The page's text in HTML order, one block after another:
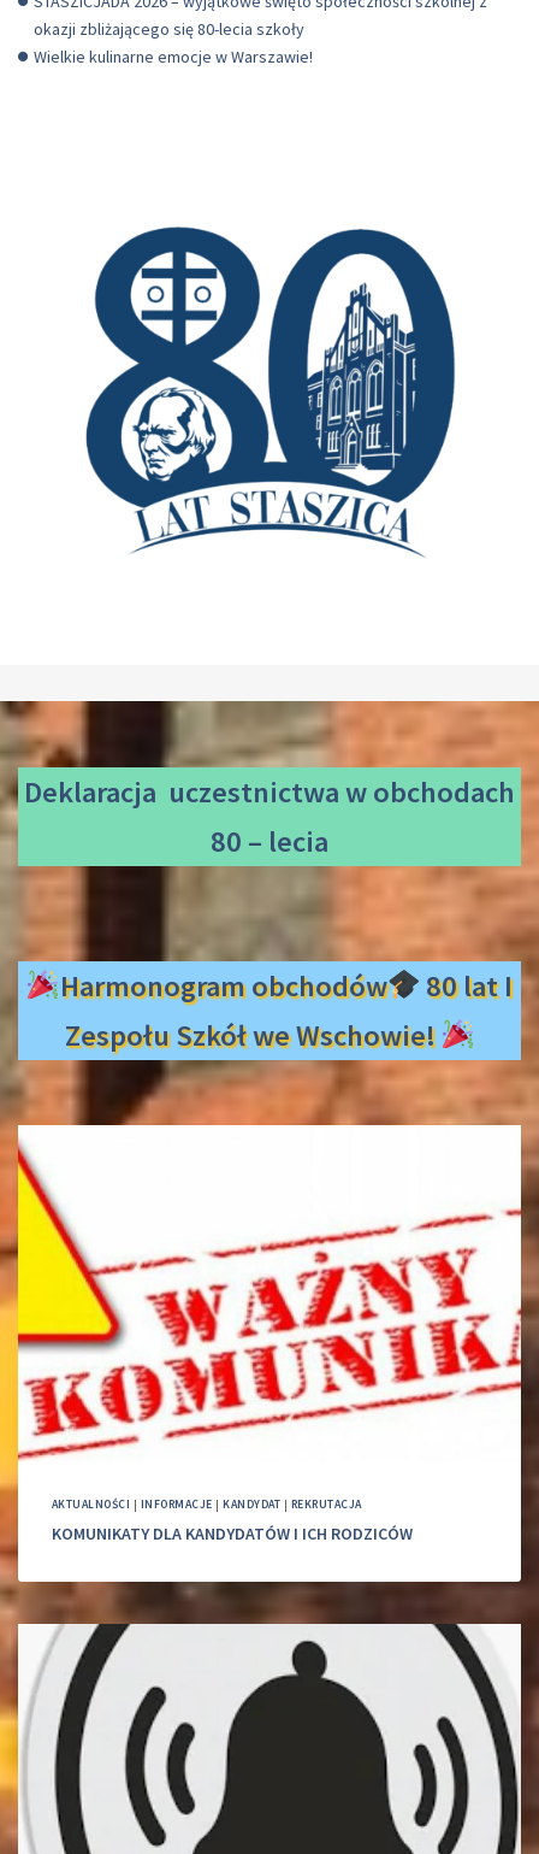
okazji zbliżającego się 80-lecia szkoły
Wielkie kulinarne emocje w Warszawie!
Deklaracja uczestnictwaw obchodach
80 – lecia
Harmonogram obchodów
80 lat I
Zespołu Szkół we Wschowie!
AKTUALNOŚCI | INFORMACJE |KANDYDAT | REKRUTACJA
KOMUNIKATY DLA KANDYDATÓW I ICH RODZICÓW